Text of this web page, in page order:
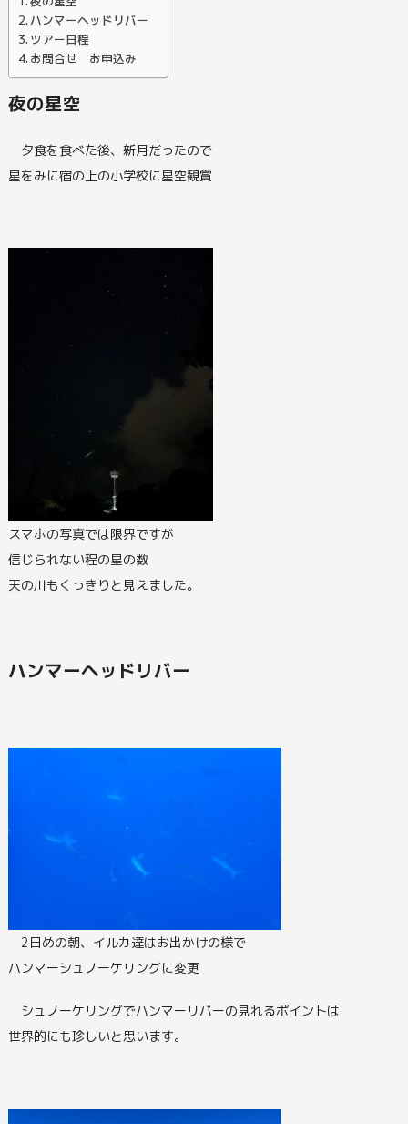
ハンマーヘッドリバー
ツアー日程
お問合せ お申込み
夜の星空
夕食を食べた後、新月だったので
星をみに宿の上の小学校に星空観賞
スマホの写真では限界ですが
信じられない程の星の数
天の川もくっきりと見えました。
ハンマーヘッドリバー
2日めの朝、イルカ達はお出かけの様で
ハンマーシュノーケリングに変更
シュノーケリングでハンマーリバーの見れるポイントは
世界的にも珍しいと思います。